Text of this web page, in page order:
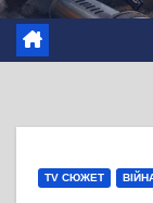
TV СЮЖЕТ